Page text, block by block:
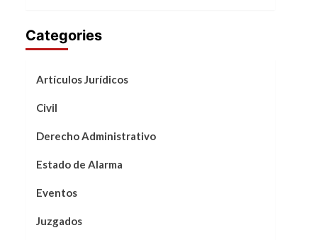
Categories
Artículos Jurídicos
Civil
Derecho Administrativo
Estado de Alarma
Eventos
Juzgados